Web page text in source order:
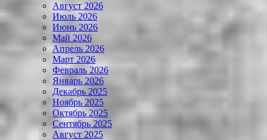
Август 2026
Июль 2026
Июнь 2026
Май 2026
Апрель 2026
Март 2026
Февраль 2026
Январь 2026
Декабрь 2025
Ноябрь 2025
Октябрь 2025
Сентябрь 2025
Август 2025